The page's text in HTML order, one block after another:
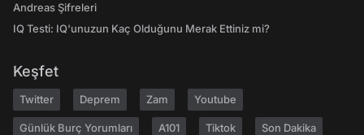
Andreas Şifreleri
IQ Testi: IQ'unuzun Kaç Olduğunu Merak Ettiniz mi?
Keşfet
Twitter Deprem Zam Youtube
Günlük Burç Yorumları A101 Tiktok Son Dakika